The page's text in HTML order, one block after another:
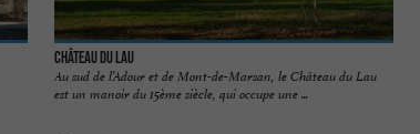
Château du Lau
Au sud de l’Adour et de Mont-de-Marsan, le Château du Lau
est un manoir du 15ème siècle, qui occupe une ...